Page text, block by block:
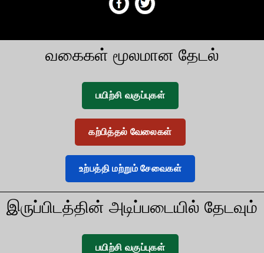
வகைகள் மூலமான தேடல்
பயிற்சி வகுப்புகள்
கற்பித்தல் வேலைகள்
உற்பத்தி மற்றும் சேவைகள்
இருப்பிடத்தின் அடிப்படையில் தேடவும்
பயிற்சி வகுப்புகள்